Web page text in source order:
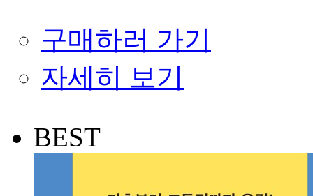
구매하러 가기
자세히 보기
BEST